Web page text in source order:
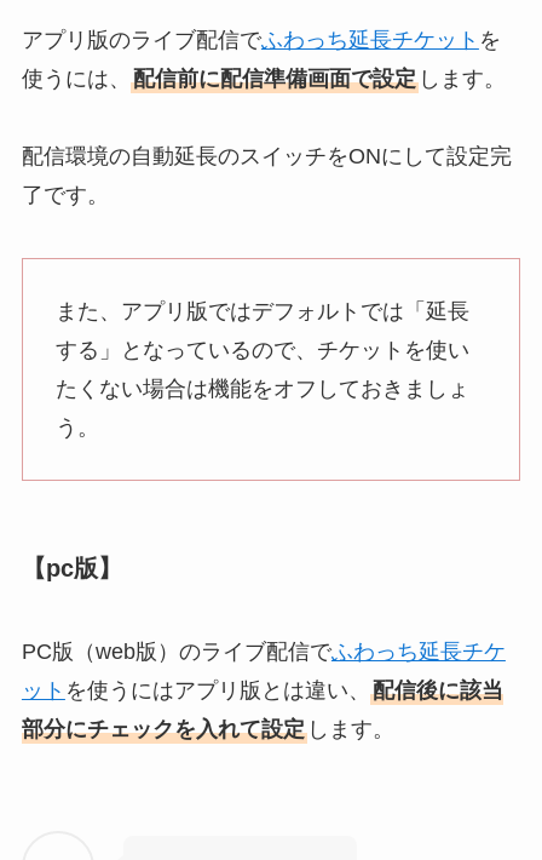
アプリ版のライブ配信でふわっち延長チケット を
使うには、 配信前に配信準備画面で設定します。
配信環境の自動延長のスイッチをONにして設定完
了です。
また、アプリ版ではデフォルトでは「延長
する」となっているので、チケットを使い
たくない場合は機能をオフしておきましょ
う。
【pc版】
PC版（web版）のライブ配信でふわっち延長チケ
ット を使うにはアプリ版とは違い、 配信後に該当
部分にチェックを入れて設定します。